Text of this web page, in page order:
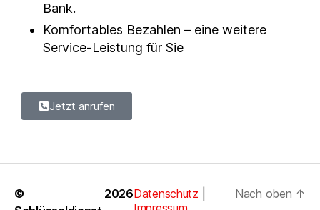
Bank.
Komfortables Bezahlen – eine weitere
Service-Leistung für Sie
Jetzt anrufen
© 2026Datenschutz Nach oben ↑